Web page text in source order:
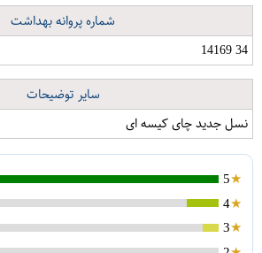
شماره پروانه بهداشت
34 14169
سایر توضیحات
نسل جدید چای کیسه ای
5
4
3